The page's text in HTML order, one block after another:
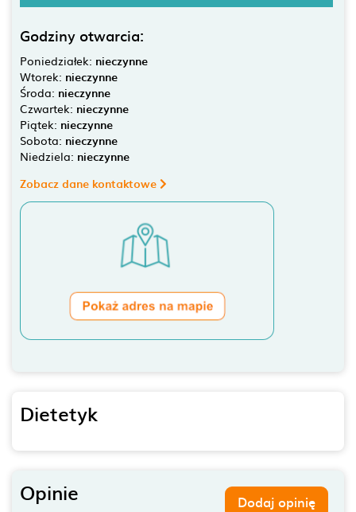
Godziny otwarcia:
Poniedziałek: nieczynne
Wtorek: nieczynne
Środa: nieczynne
Czwartek: nieczynne
Piątek: nieczynne
Sobota: nieczynne
Niedziela: nieczynne
Zobacz dane kontaktowe
Dietetyk
Opinie Dodaj opinię